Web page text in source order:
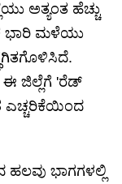
ಅತ್ಯಂತ ಹೆಚ್ಚು
ಭಾರಿ ಮಳೆಯು
ಜಿಲ್ಲೆಗೆ 'ರೆಡ್
ಎಚ್ಚರಿಕೆಯಿಂದ
ಹಲವು ಭಾಗಗಳಲ್ಲಿ